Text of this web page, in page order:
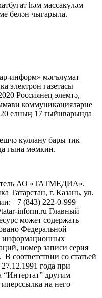
һәм массакүләм
белән чыгарыла.
информ» мәгълүмат
электрон газетасы
Россиянең элемтә,
коммуникацияләрне
елның 17 гыйнварында
куллану бары тик
гына мөмкин.
АО «ТАТМЕДИА».
Татарстан, г. Казань, ул.
+7 (843) 222-0-999
inform.ru Главный
может содержать
Федеральной
информационных
номер записи серия
соответствии со статьей
года при
“Интертат” другим
на него